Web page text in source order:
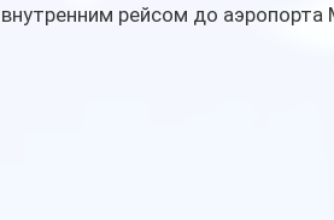
внутренним рейсом до